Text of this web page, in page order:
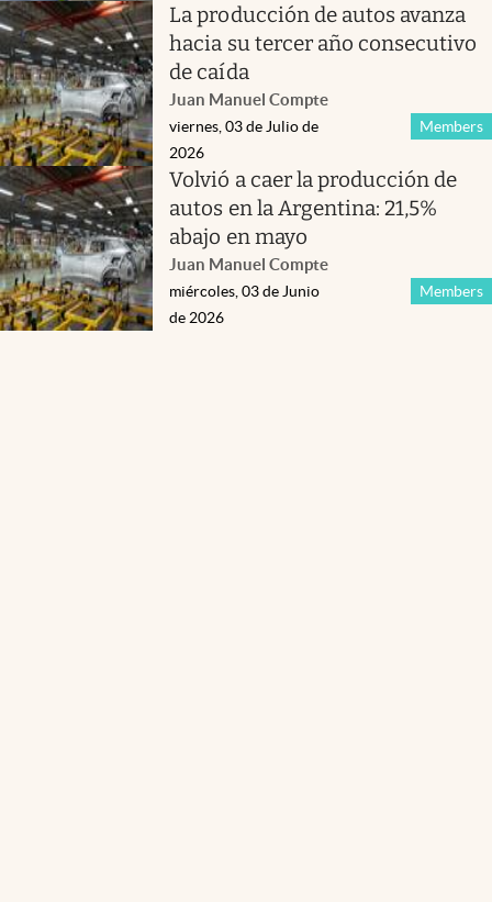
La producción de autos avanza
hacia su tercer año consecutivo
de caída
Juan Manuel Compte
Members
viernes, 03 de Julio de
2026
Volvió a caer la producción de
autos en la Argentina: 21,5%
abajo en mayo
Juan Manuel Compte
Members
miércoles, 03 de Junio
de 2026